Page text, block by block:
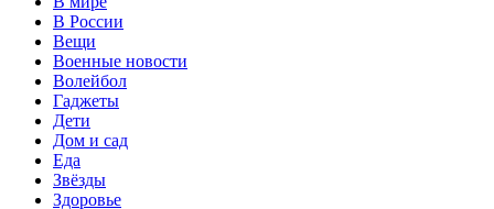
В России
Вещи
Военные новости
Волейбол
Гаджеты
Дети
Дом и сад
Еда
Звёзды
Здоровье